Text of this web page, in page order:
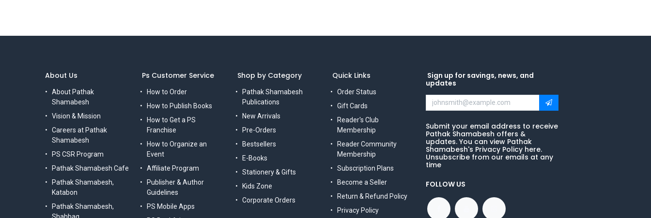
Ps Customer Service
How to Order
How to Publish Books
How to Get a PS
Franchise
How to Organize an
Event
Affiliate Program
Publisher & Author
Guidelines
PS Mobile Apps
Shop by Category
Pathak Shamabesh
Publications
New Arrivals
Pre-Orders
Bestsellers
E-Books
Stationery & Gifts
Kids Zone
Corporate Orders
Quick Links
Order Status
Gift Cards
Reader's Club
Membership
Reader Community
Membership
Subscription Plans
Become a Seller
Return & Refund Policy
Privacy Policy
Sign up for savings, news, and
updates
Submit your email address to receive
Pathak Shamabesh offers &
updates. You can view Pathak
Shamabesh's Privacy Policy here.
Unsubscribe from our emails at any
time
FOLLOW US
About Us
About Pathak
Shamabesh
Vision & Mission
Careers at Pathak
Shamabesh
PS CSR Program
Pathak Shamabesh Cafe
Pathak Shamabesh,
Katabon
Pathak Shamabesh,